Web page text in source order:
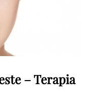
– Terapia